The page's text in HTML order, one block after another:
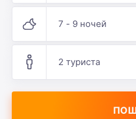
7 - 9 ночей
2 туриста